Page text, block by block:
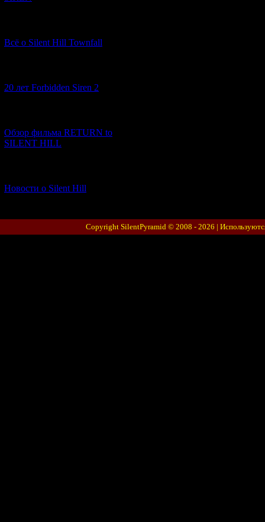
Всё о Silent Hill Townfall
20 лет Forbidden Siren 2
Обзор фильма RETURN to
SILENT HILL
Новости о Silent Hill
Copyright SilentPyramid © 2008 - 2026 |